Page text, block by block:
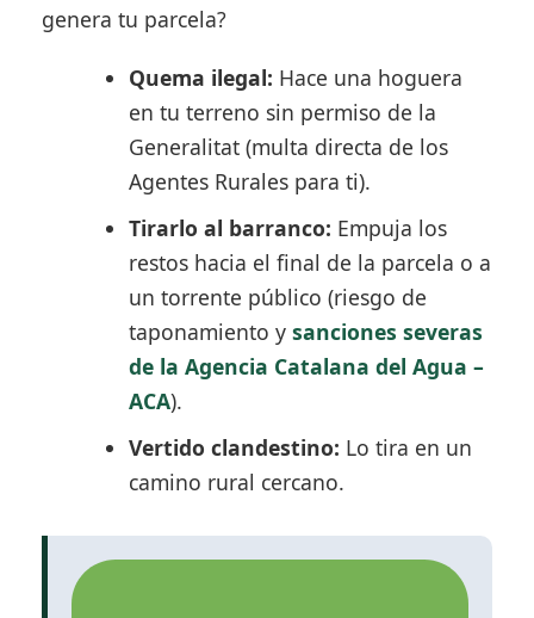
genera tu parcela?
Quema ilegal: Hace una hoguera
en tu terreno sin permiso de la
Generalitat (multa directa de los
Agentes Rurales para ti).
Tirarlo al barranco: Empuja los
restos hacia el final de la parcela o a
un torrente público (riesgo de
taponamiento y sanciones severas
de la Agencia Catalana del Agua –
ACA).
Vertido clandestino: Lo tira en un
camino rural cercano.